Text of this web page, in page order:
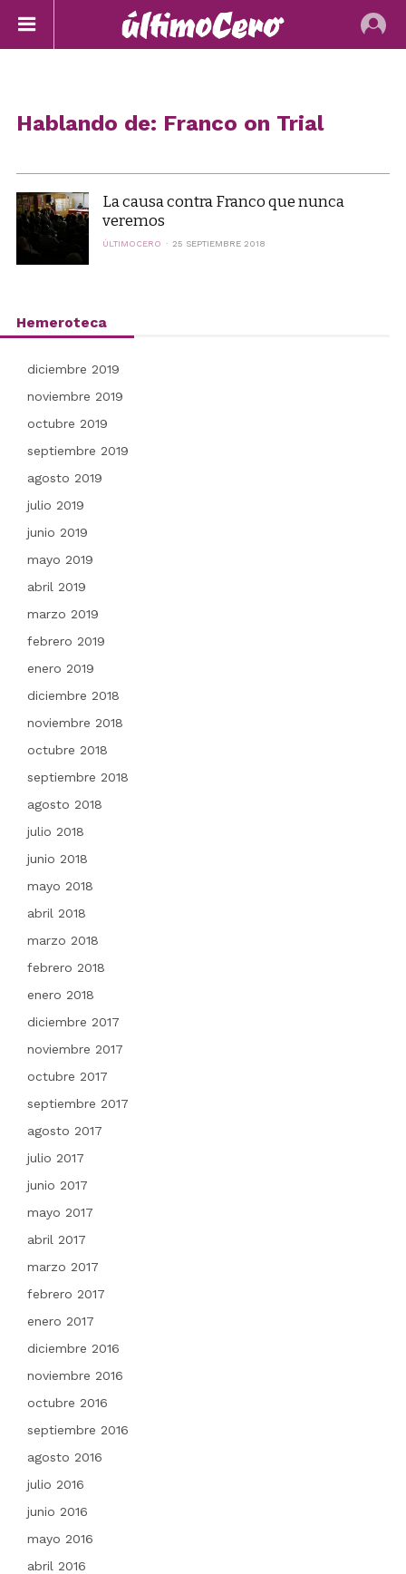
Hablando de: Franco on Trial
La causa contra Franco que nunca
veremos
ÚLTIMOCERO 25 SEPTIEMBRE 2018
Hemeroteca
diciembre 2019
noviembre 2019
octubre 2019
septiembre 2019
agosto 2019
julio 2019
junio 2019
mayo 2019
abril 2019
marzo 2019
febrero 2019
enero 2019
diciembre 2018
noviembre 2018
octubre 2018
septiembre 2018
agosto 2018
julio 2018
junio 2018
mayo 2018
abril 2018
marzo 2018
febrero 2018
enero 2018
diciembre 2017
noviembre 2017
octubre 2017
septiembre 2017
agosto 2017
julio 2017
junio 2017
mayo 2017
abril 2017
marzo 2017
febrero 2017
enero 2017
diciembre 2016
noviembre 2016
octubre 2016
septiembre 2016
agosto 2016
julio 2016
junio 2016
mayo 2016
abril 2016